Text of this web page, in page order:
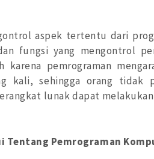
aspek tertentu dari
fungsi yang mengontrol
karena pemrograman
kali, sehingga orang tidak
lunak dapat
Tentang Pemrograman